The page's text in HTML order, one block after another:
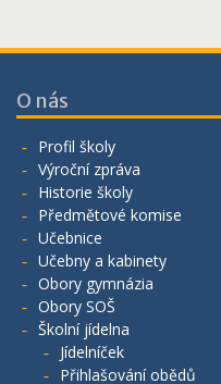
O nás
Profil školy
Výroční zpráva
Historie školy
Předmětové komise
Učebnice
Učebny a kabinety
Obory gymnázia
Obory SOŠ
Školní jídelna
Jídelníček
Přihlašování obědů